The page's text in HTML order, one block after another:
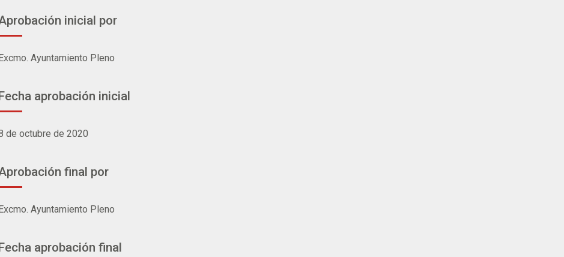
inicial por
Ayuntamiento Pleno
aprobación inicial
de octubre de 2020
final por
Ayuntamiento Pleno
aprobación final